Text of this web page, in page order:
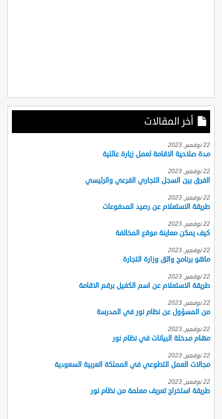
أخر المقالات
22 نوفمبر, 2023
مدة صلاحية الاقامة لعمل زيارة عائلية
22 نوفمبر, 2023
الفرق بين السجل التجاري الفرعي والرئيسي
22 نوفمبر, 2023
طريقة الاستعلام عن رصيد المدفوعات
22 نوفمبر, 2023
كيف يمكن معاينة موقع المخالفة
22 نوفمبر, 2023
ماهو برنامج واثق وزارة التجارة
22 نوفمبر, 2023
طريقة الاستعلام عن اسم الكفيل برقم الاقامة
22 نوفمبر, 2023
من المسؤول عن نظام نور في المدرسة
22 نوفمبر, 2023
مهام مدخلة البيانات في نظام نور
22 نوفمبر, 2023
مجالات العمل التطوعي في المملكة العربية السعودية
22 نوفمبر, 2023
طريقة استخراج تعريف معلمة من نظام نور